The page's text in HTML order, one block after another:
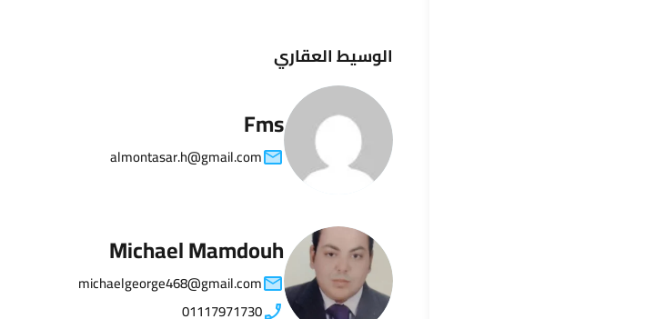
الوسيط العقاري
Fms
almontasar.h@gmail.com
Michael Mamdouh
michaelgeorge468@gmail.com
01117971730